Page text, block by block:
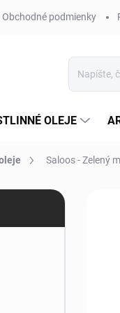
Obchodné podmienky
OLEJE
Saloos - Zelený